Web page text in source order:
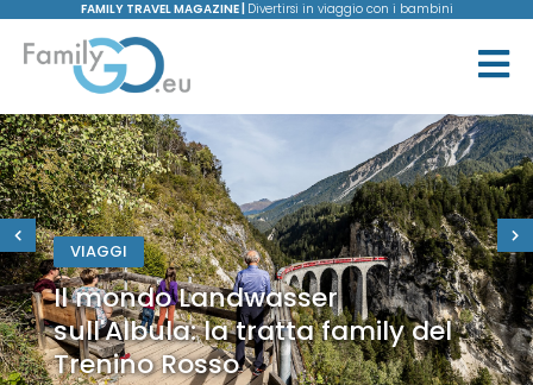
FAMILY TRAVEL MAGAZINE | Divertirsi in viaggio con i bambini
VIAGGI
Il mondo Landwasser
sull'Albula: la tratta family del
Trenino Rosso